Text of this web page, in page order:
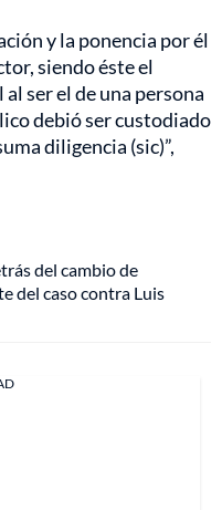
y la ponencia por él
siendo éste el
ser el de una persona
debió ser custodiado
diligencia (sic)”,
del cambio de
del caso contra Luis